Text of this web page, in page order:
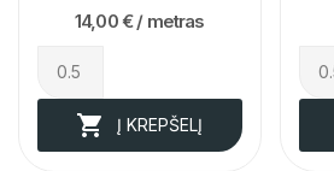
14,00 € / metras
 Į KREPŠELĮ